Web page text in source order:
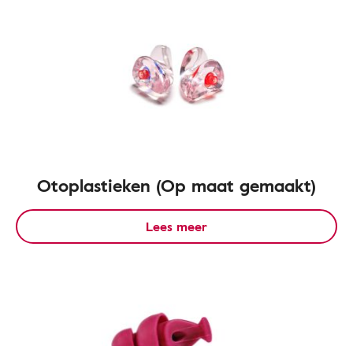
Otoplastieken (Op maat gemaakt)
Lees meer